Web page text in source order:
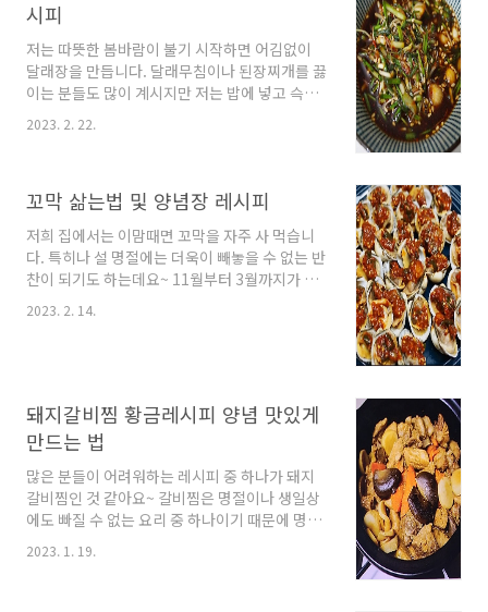
1T, 천일염 0.5T, 대파 한대, 천일염 한꼬집 무를
뺀 나머지 재료의 계량은 밥숟가락 기준이고, 각
재료들을 5:4:3:2:1 비율로 넣어준다고 생각하면
됩니다. 류수영 무생채 레시피 보기 ☞ 1. 무를 하
나 사면 반으로 잘라서 사용하면 되는데요~ 편스
토랑 무생채 레시피대로라면 무는 철수세미를 활
시피
저는 따뜻한 봄바람이 불기 시작하면 어김없이
달래장을 만듭니다. 달래무침이나 된장찌개를 끓
이는 분들도 많이 계시지만 저는 밥에 넣고 슥슥
비벼먹거나 그냥 생김에 올려 밥과 함께 싸 먹는
게 제일 좋더라고요~ 만드는 법도 굉장히 쉽다 보
알려드릴게요. 달래장 만드는방법 3~4월이 제철
인 달래는 톡 쏘는 매운맛과 향이 있는 알리신 성
분을 갖고 있어 원기회복에도 좋고 자양강장 효
과에도 좋은 재료인데요~ 짭조름한 간장과 함께
곁들이면 매운맛없이 즐길 수 있습니다. 게다가
달래는 들이나 산에서 나는 재료지만달래를 찾는
2023. 2. 22.
꼬막 삶는법 및 양념장 레시피
저희 집에서는 이맘때면 꼬막을 자주 사 먹습니
다. 특히나 설 명절에는 더욱이 빼놓을 수 없는 반
찬이 되기도 하는데요~ 11월부터 3월까지가 제
철인 꼬막은 타우린이 풍부해서 간 건강에도 좋
고, 골다공증 예방에도 좋은데 오늘은 꼬막을 맛
30분 ~ 1시간 정도 담가두기만 하며 해감을 하는
데요~ 좀 더 깨끗하고 완벽하게 해감하고 싶을 땐
천일염과 쇠숟가락을 사용해서 해감하면 됩니다.
꼬막을 해감하기 전 물에 2~3번 정도 씻어준다.
볼에 꼬막과 꼬막이 잠길정도의 물을 넣고 물 1리
터당 굵은소금 1T과 쇠숟가락을 함께 넣어준다.
2023. 2. 14.
돼지갈비찜 황금레시피 양념 맛있게
만드는 법
많은 분들이 어려워하는 레시피 중 하나가 돼지
갈비찜인 것 같아요~ 갈비찜은 명절이나 생일상
에도 빠질 수 없는 요리 중 하나이기 때문에 명절
을 앞두고 많은 주부님들이 고민하실 텐데요~ 오
늘은 조금 쉽게 만들 수 있는 돼지갈비찜 황금레
2023. 1. 19.